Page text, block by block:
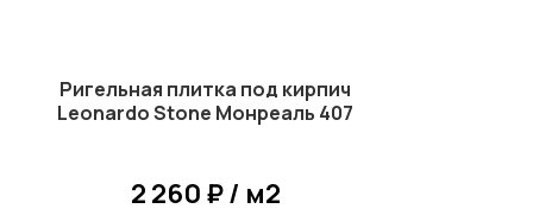
Ригельная плитка под кирпич
Leonardo Stone Монреаль 407
2 260 ₽ / м2